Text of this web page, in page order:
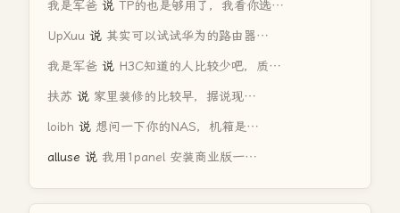
我是军爸 说 TP的也是够用了，我看你选…
UpXuu 说 其实可以试试华为的路由器…
我是军爸 说 H3C知道的人比较少吧，质…
扶苏 说 家里装修的比较早，据说现…
loibh 说 想问一下你的NAS，机箱是…
alluse 说 我用1panel 安装商业版一…